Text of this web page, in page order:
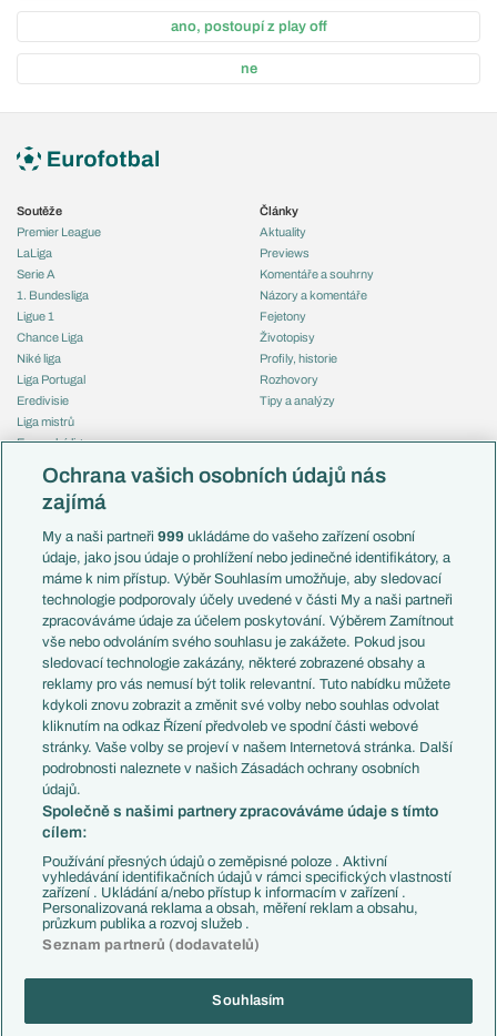
ano, postoupí z play off
ne
Soutěže
Premier League
LaLiga
Serie A
1. Bundesliga
Ligue 1
Chance Liga
Niké liga
Liga Portugal
Eredivisie
Liga mistrů
Evropská liga
Mistrovství světa
Liga národů
Témata
Představení týmů MS
EuroSkauting
PL v kostce
Evropské koeficienty
Přestupy
Přestupové spekulace
Zranění
Kluby
Arsenal FC
Chelsea FC
Manchester United
AC Milán
Juventus FC
Bayern Mnichov
FC Barcelona
Real Madrid
Články
Aktuality
Previews
Komentáře a souhrny
Názory a komentáře
Fejetony
Životopisy
Profily, historie
Rozhovory
Tipy a analýzy
Česko
Francie
Itálie
Německo
Španělsko
Argentina
Brazílie
Přestupy
Zápasy
Livescore
Tipovací soutěž
Copyright © 2001-2026 EuroFotbal.cz. Využíváme zpravodajství ČTK.
Ochrana vašich osobních údajů nás
zajímá
My a naši partneři999 ukládáme do vašeho zařízení osobní
údaje, jako jsou údaje o prohlížení nebo jedinečné identifikátory, a
máme k nim přístup. Výběr Souhlasím umožňuje, aby sledovací
technologie podporovaly účely uvedené v části My a naši partneři
zpracováváme údaje za účelem poskytování. Výběrem Zamítnout
vše nebo odvoláním svého souhlasu je zakážete. Pokud jsou
sledovací technologie zakázány, některé zobrazené obsahy a
reklamy pro vás nemusí být tolik relevantní. Tuto nabídku můžete
kdykoli znovu zobrazit a změnit své volby nebo souhlas odvolat
kliknutím na odkaz Řízení předvoleb ve spodní části webové
stránky. Vaše volby se projeví v našem Internetová stránka. Další
podrobnosti naleznete v našich Zásadách ochrany osobních
údajů.
Společně s našimi partnery zpracováváme údaje s tímto
cílem:
Používání přesných údajů o zeměpisné poloze . Aktivní
vyhledávání identifikačních údajů v rámci specifických vlastností
zařízení . Ukládání a/nebo přístup k informacím v zařízení .
Personalizovaná reklama a obsah, měření reklam a obsahu,
průzkum publika a rozvoj služeb .
Seznam partnerů (dodavatelů)
Souhlasím